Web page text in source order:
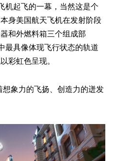
机起飞的一幕，当然这是个
身美国航天飞机在发射阶段
和外燃料箱三个组成部
最具像体现飞行状态的轨道
虹色呈现。
象力的飞扬、创造力的迸发